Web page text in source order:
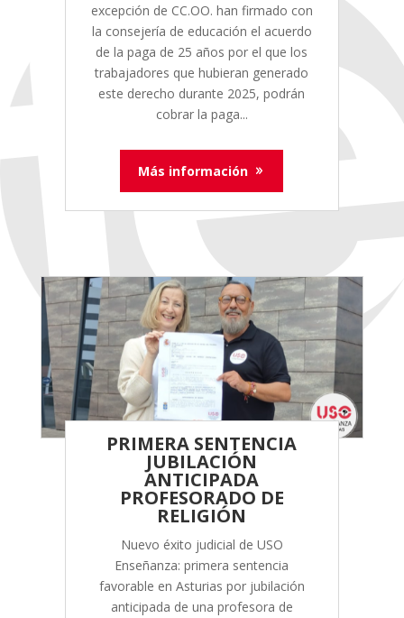
excepción de CC.OO. han firmado con
la consejería de educación el acuerdo
de la paga de 25 años por el que los
trabajadores que hubieran generado
este derecho durante 2025, podrán
cobrar la paga...
Más información
PRIMERA SENTENCIA
JUBILACIÓN
ANTICIPADA
PROFESORADO DE
RELIGIÓN
Nuevo éxito judicial de USO
Enseñanza: primera sentencia
favorable en Asturias por jubilación
anticipada de una profesora de